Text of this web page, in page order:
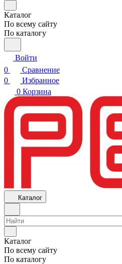
Каталог
По всему сайту
По каталогу
Войти
0
Сравнение
0
Избранное
0 Корзина
Каталог
Каталог
По всему сайту
По каталогу